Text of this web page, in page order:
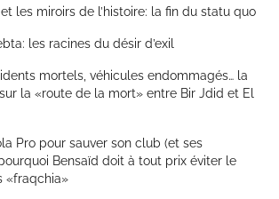
les miroirs de l’histoire: la fin du statu quo
les racines du désir d’exil
mortels, véhicules endommagés… la
la «route de la mort» entre Bir Jdid et El
Pro pour sauver son club (et ses
Bensaïd doit à tout prix éviter le
«fraqchia»